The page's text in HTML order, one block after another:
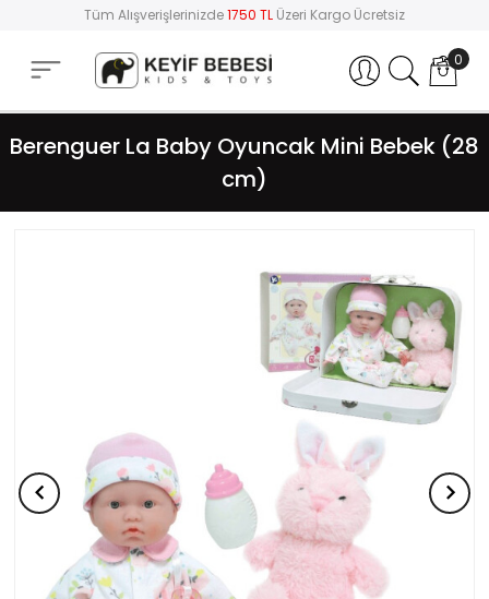
Tüm Alışverişlerinizde1750 TL Üzeri Kargo Ücretsiz
Hesabım 0
Berenguer La Baby Oyuncak Mini Bebek (28
cm)